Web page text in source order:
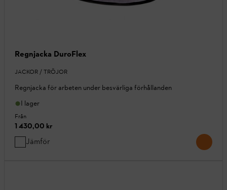
Regnjacka DuroFlex
JACKOR / TRÖJOR
Regnjacka för arbeten under besvärliga förhållanden
I lager
Från
1 430,00 kr
Jämför